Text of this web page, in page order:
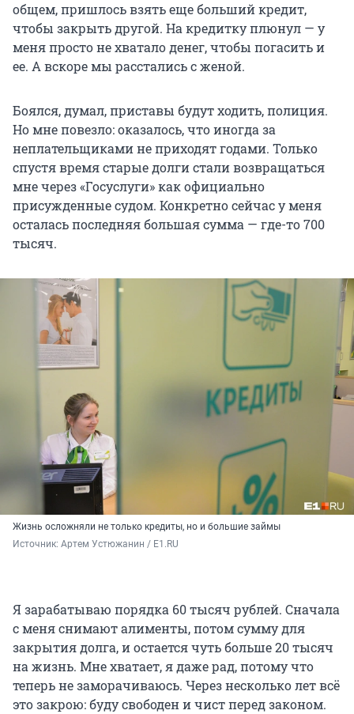
общем, пришлось взять еще больший кредит,
чтобы закрыть другой. На кредитку плюнул — у
меня просто не хватало денег, чтобы погасить и
ее. А вскоре мы расстались с женой.
Боялся, думал, приставы будут ходить, полиция.
Но мне повезло: оказалось, что иногда за
неплательщиками не приходят годами. Только
спустя время старые долги стали возвращаться
мне через «Госуслуги» как официально
присужденные судом. Конкретно сейчас у меня
осталась последняя большая сумма — где-то 700
тысяч.
Жизнь осложняли не только кредиты, но и большие займы
Источник: Артем Устюжанин / E1.RU
Я зарабатываю порядка 60 тысяч рублей. Сначала
с меня снимают алименты, потом сумму для
закрытия долга, и остается чуть больше 20 тысяч
на жизнь. Мне хватает, я даже рад, потому что
теперь не заморачиваюсь. Через несколько лет всё
это закрою: буду свободен и чист перед законом.